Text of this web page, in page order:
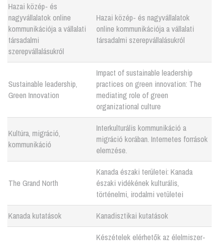
Hazai közép- és
nagyvállalatok online
kommunikációja a vállalati
társadalmi
szerepvállalásukról
Hazai közép- és nagyvállalatok
online kommunikációja a vállalati
társadalmi szerepvállalásukról
Sustainable leadership,
Green Innovation
Impact of sustainable leadership
practices on green innovation: The
mediating role of green
organizational culture
Kultúra, migráció,
kommunikáció
Interkulturális kommunikáció a
migráció korában. Internetes források
elemzése.
The Grand North
Kanada északi területei: Kanada
északi vidékének kulturális,
történelmi, irodalmi vetületei
Kanada kutatások
Kanadisztikai kutatások
Készételek elérhetők az élelmiszer-